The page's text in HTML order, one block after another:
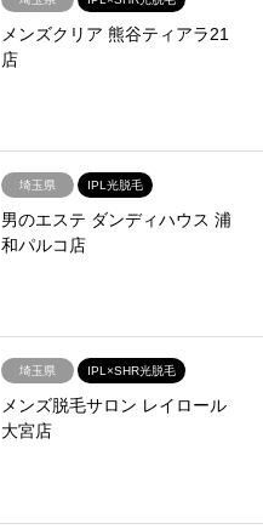
メンズクリア 熊谷ティアラ21
店
埼玉県 IPL光脱毛
男のエステ ダンディハウス 浦
和パルコ店
埼玉県 IPL×SHR光脱毛
メンズ脱毛サロン レイロール
大宮店